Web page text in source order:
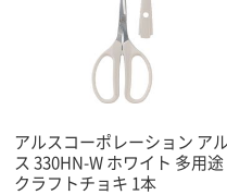
アルスコーポレーション アル
ス 330HN-W ホワイト 多用途
クラフトチョキ 1本